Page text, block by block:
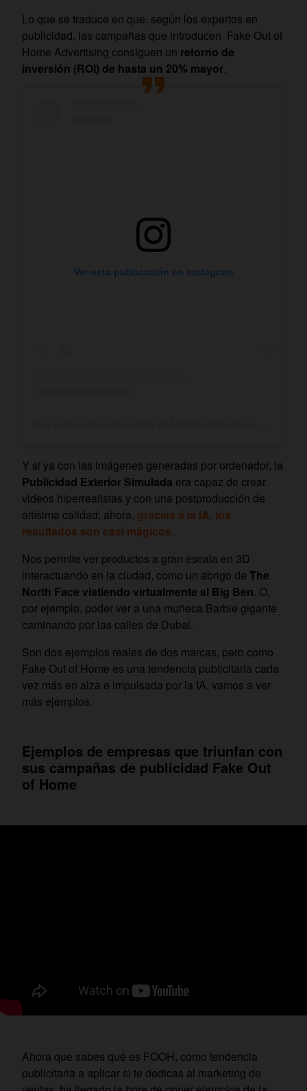
Lo que se traduce en que, según los expertos en
publicidad, las campañas que introducen Fake Out of
Home Advertising consiguen un retorno de
inversión (ROI) de hasta un 20% mayor.
Ver esta publicación en Instagram
Y si ya con las imágenes generadas por ordenador, la
Publicidad Exterior Simulada era capaz de crear
videos hiperrealistas y con una postproducción de
altísima calidad; ahora, gracias a la IA, los
resultados son casi mágicos.
Nos permite ver productos a gran escala en 3D
interactuando en la ciudad, como un abrigo de The
North Face vistiendo virtualmente al Big Ben. O,
por ejemplo, poder ver a una muñeca Barbie gigante
caminando por las calles de Dubai.
Son dos ejemplos reales de dos marcas, pero como
Fake Out of Home es una tendencia publicitaria cada
vez más en alza e impulsada por la IA, vamos a ver
más ejemplos.
Ejemplos de empresas que triunfan con
sus campañas de publicidad Fake Out
of Home
Ahora que sabes qué es FOOH, como tendencia
publicitaria a aplicar si te dedicas al marketing de